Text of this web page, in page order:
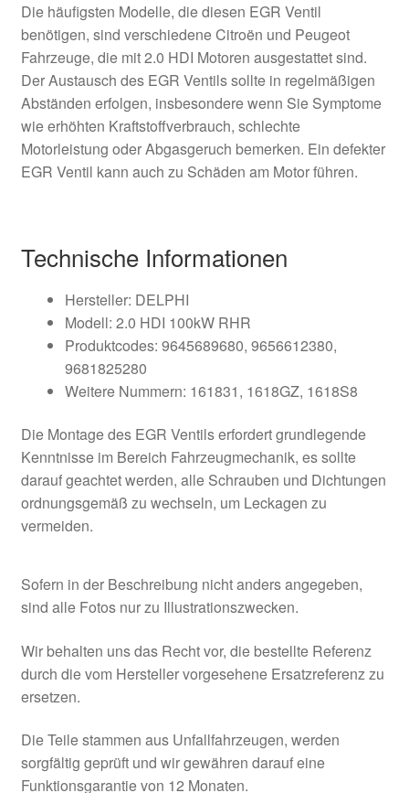
Die häufigsten Modelle, die diesen EGR Ventil
benötigen, sind verschiedene Citroën und Peugeot
Fahrzeuge, die mit 2.0 HDI Motoren ausgestattet sind.
Der Austausch des EGR Ventils sollte in regelmäßigen
Abständen erfolgen, insbesondere wenn Sie Symptome
wie erhöhten Kraftstoffverbrauch, schlechte
Motorleistung oder Abgasgeruch bemerken. Ein defekter
EGR Ventil kann auch zu Schäden am Motor führen.
Technische Informationen
Hersteller: DELPHI
Modell: 2.0 HDI 100kW RHR
Produktcodes: 9645689680, 9656612380,
9681825280
Weitere Nummern: 161831, 1618GZ, 1618S8
Die Montage des EGR Ventils erfordert grundlegende
Kenntnisse im Bereich Fahrzeugmechanik, es sollte
darauf geachtet werden, alle Schrauben und Dichtungen
ordnungsgemäß zu wechseln, um Leckagen zu
vermeiden.
Sofern in der Beschreibung nicht anders angegeben,
sind alle Fotos nur zu Illustrationszwecken.
Wir behalten uns das Recht vor, die bestellte Referenz
durch die vom Hersteller vorgesehene Ersatzreferenz zu
ersetzen.
Die Teile stammen aus Unfallfahrzeugen, werden
sorgfältig geprüft und wir gewähren darauf eine
Funktionsgarantie von 12 Monaten.